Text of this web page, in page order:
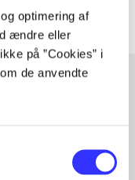
optimering af
ændre eller
på ”Cookies” i
de anvendte